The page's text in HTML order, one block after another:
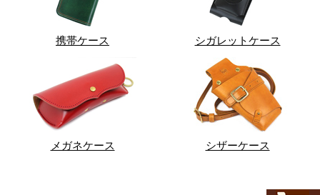
携帯ケース シガレットケース
メガネケース シザーケース